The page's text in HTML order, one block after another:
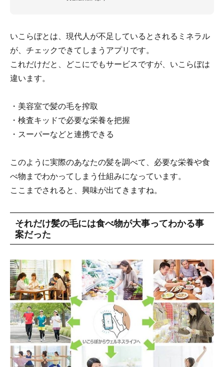
いこらぼとは、現代人が不足しているとされるミネラル
が、チェックできてしまうアプリです。
これだけだと、どこにでもサービスですが、いこらぼは
違います。
・美容室で髪の毛を搾取
・検査キッドで必要な栄養を把握
・スーパーなどと連携できる
このように実際のあなたの髪を調べて、必要な栄養や食
べ物までわかってしまう仕組みになっています。
ここまでされると、興味が出てきますね。
それだけ髪の毛には食べ物が大事ってわかる事
案だった